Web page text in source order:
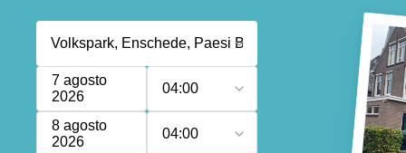
7 agosto
2026
04:00
8 agosto
2026
04:00